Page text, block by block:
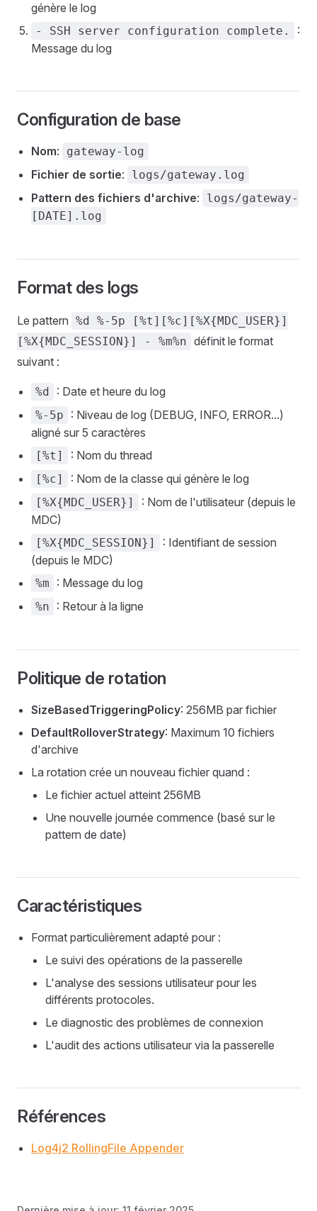
génère le log
- SSH server configuration complete.
:
Message du log
Configuration de base
Nom: gateway-log
Fichier de sortie: logs/gateway.log
Pattern des fichiers d'archive:
logs/gateway-
[DATE].log
Format des logs
Le pattern %d %-5p [%t][%c][%X{MDC_USER}]
[%X{MDC_SESSION}] - %m%n définit le format
suivant :
%d : Date et heure du log
%-5p
: Niveau de log (DEBUG, INFO, ERROR...)
aligné sur 5 caractères
[%t] : Nom du thread
[%c] : Nom de la classe qui génère le log
[%X{MDC_USER}]
: Nom de l'utilisateur (depuis le
MDC)
[%X{MDC_SESSION}]
: Identifiant de session
(depuis le MDC)
%m : Message du log
%n : Retour à la ligne
Politique de rotation
SizeBasedTriggeringPolicy: 256MB par fichier
DefaultRolloverStrategy: Maximum 10 fichiers
d'archive
La rotation crée un nouveau fichier quand :
Le fichier actuel atteint 256MB
Une nouvelle journée commence (basé sur le
pattern de date)
Caractéristiques
Format particulièrement adapté pour :
Le suivi des opérations de la passerelle
L'analyse des sessions utilisateur pour les
différents protocoles.
Le diagnostic des problèmes de connexion
L'audit des actions utilisateur via la passerelle
Références
Log4j2 RollingFile Appender